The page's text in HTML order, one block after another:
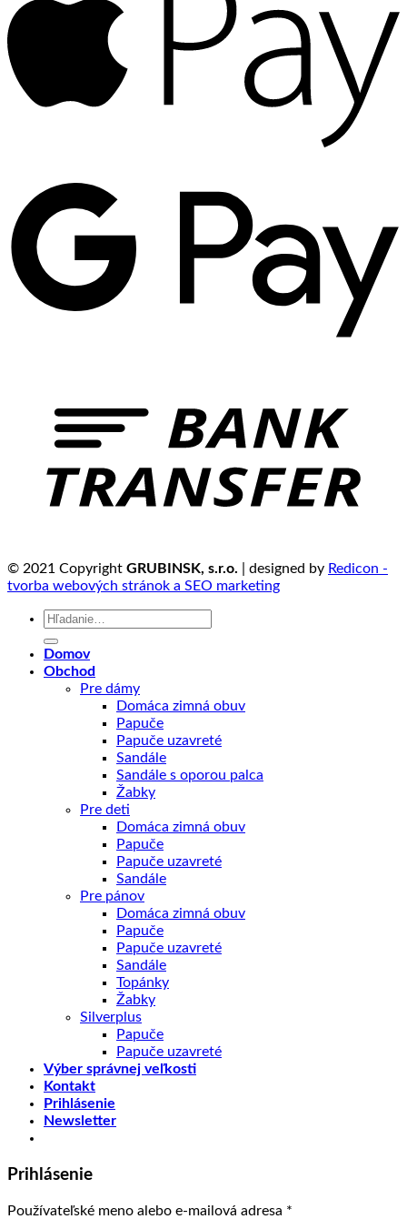
© 2021 Copyright GRUBINSK, s.r.o. | designed by Redicon -
tvorba webových stránok a SEO marketing
Hľadať:
Domov
Obchod
Pre dámy
Domáca zimná obuv
Papuče
Papuče uzavreté
Sandále
Sandále s oporou palca
Žabky
Pre deti
Domáca zimná obuv
Papuče
Papuče uzavreté
Sandále
Pre pánov
Domáca zimná obuv
Papuče
Papuče uzavreté
Sandále
Topánky
Žabky
Silverplus
Papuče
Papuče uzavreté
Výber správnej veľkosti
Kontakt
Prihlásenie
Newsletter
Prihlásenie
Používateľské meno alebo e-mailová adresa *